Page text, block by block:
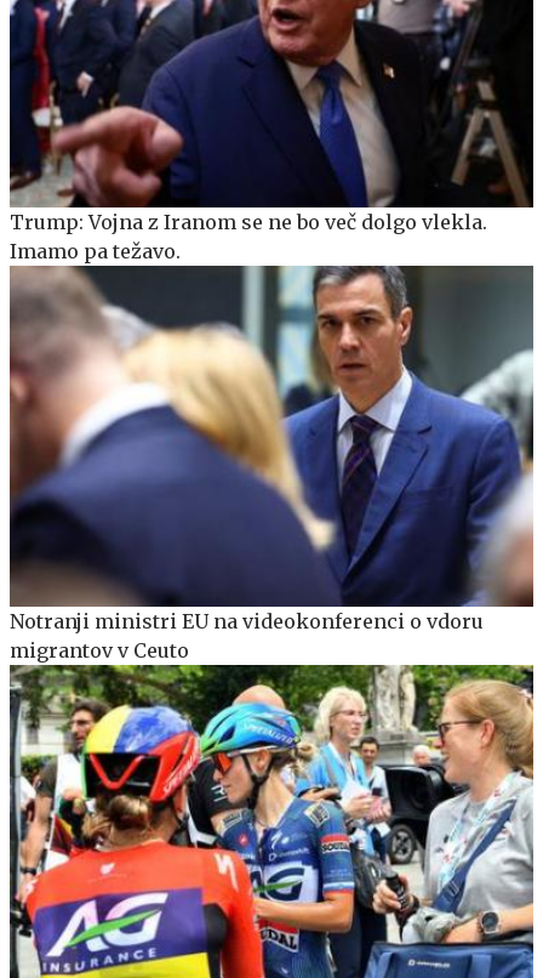
Trump: Vojna z Iranom se ne bo več dolgo vlekla.
Imamo pa težavo.
Notranji ministri EU na videokonferenci o vdoru
migrantov v Ceuto